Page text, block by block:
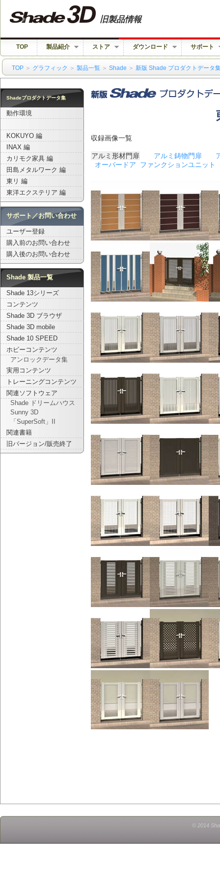
旧製品情報
TOP 製品紹介 ストア ダウンロード サポート
TOP ＞ グラフィック ＞ 製品一覧 ＞ Shade ＞ 新版 Shade プロダクトデータ
Shadeプロダクトデータ集
動作環境
KOKUYO 編
INAX 編
カリモク家具 編
田島メタルワーク 編
東リ 編
東洋エクステリア 編
サポート／お問い合わせ
ユーザー登録
購入前のお問い合わせ
購入後のお問い合わせ
Shade 製品一覧
Shade 13シリーズ
コンテンツ
Shade 3D ブラウザ
Shade 3D mobile
Shade 10 SPEED
ホビーコンテンツ
アンロックデータ集
実用コンテンツ
トレーニングコンテンツ
関連ソフトウェア
Shade ドリームハウス
Sunny 3D
「SuperSoft」II
関連書籍
旧バージョン/販売終了
収録画像一覧
アルミ形材門扉 アルミ鋳物門扉
オーバードア
ファンクションユニット
© 2014